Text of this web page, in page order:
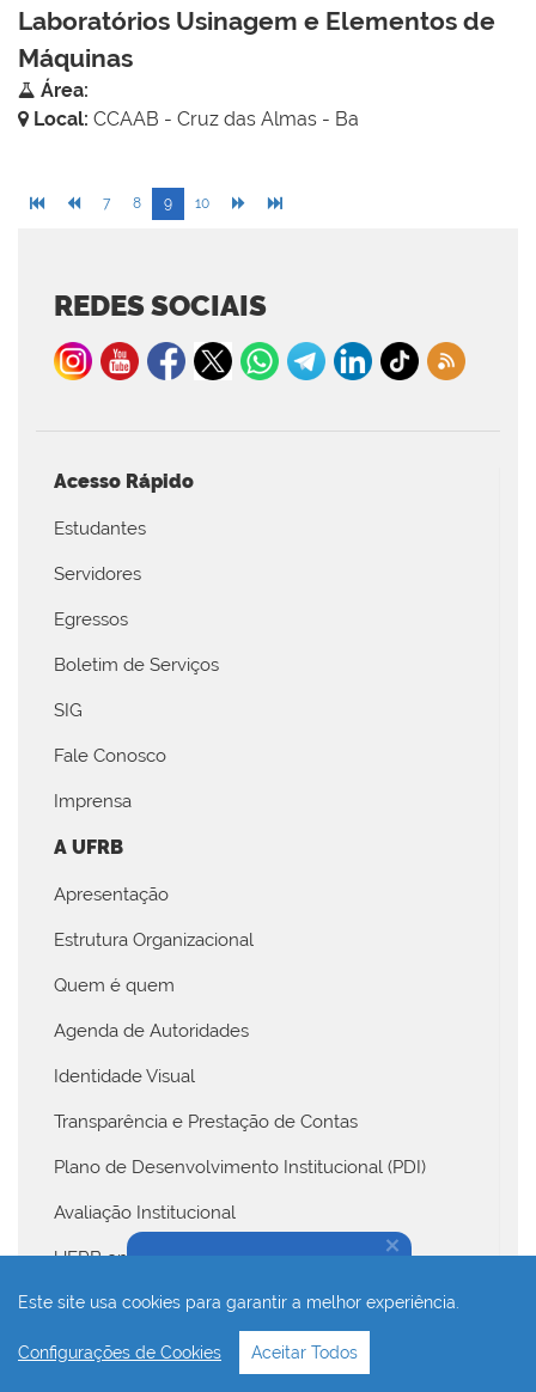
Este site usa cookies para garantir a melhor experiência.
Configurações de Cookies Aceitar Todos
Laboratórios Usinagem e Elementos de
Máquinas
Área:
Local: CCAAB - Cruz das Almas - Ba
7 8 9 10
REDES SOCIAIS
Acesso Rápido
Estudantes
Servidores
Egressos
Boletim de Serviços
SIG
Fale Conosco
Imprensa
A UFRB
Apresentação
Estrutura Organizacional
Quem é quem
Agenda de Autoridades
Identidade Visual
Transparência e Prestação de Contas
Plano de Desenvolvimento Institucional (PDI)
Avaliação Institucional
UFRB em Números